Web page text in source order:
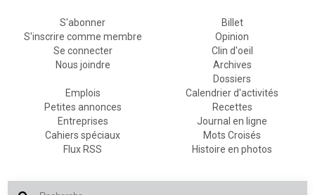
S'abonner
S'inscrire comme membre
Se connecter
Nous joindre
Billet
Opinion
Clin d'oeil
Archives
Dossiers
Emplois
Petites annonces
Entreprises
Cahiers spéciaux
Flux RSS
Calendrier d'activités
Recettes
Journal en ligne
Mots Croisés
Histoire en photos